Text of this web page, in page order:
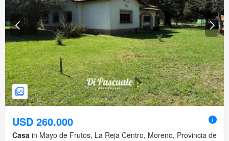
USD 260.000
Casa in Mayo de Frutos, La Reja Centro, Moreno, Provincia de